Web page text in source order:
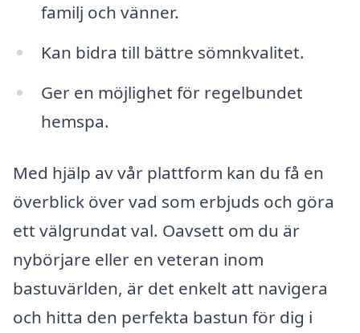
familj och vänner.
Kan bidra till bättre sömnkvalitet.
Ger en möjlighet för regelbundet
hemspa.
Med hjälp av vår plattform kan du få en
överblick över vad som erbjuds och göra
ett välgrundat val. Oavsett om du är
nybörjare eller en veteran inom
bastuvärlden, är det enkelt att navigera
och hitta den perfekta bastun för dig i